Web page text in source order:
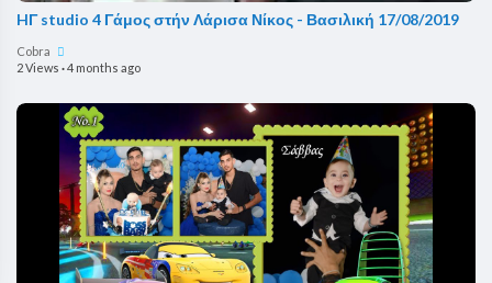
HΓ studio 4 Γάμος στήν Λάρισα Νίκος - Βασιλική 17/08/2019
Cobra
2 Views ·4 months ago